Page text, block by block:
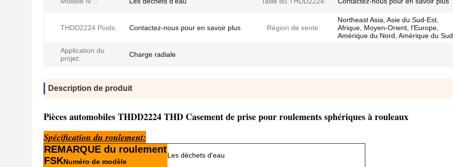
THDD2224 Poids: Contactez-nous pour en savoir plus Région de vente:
Northeast Asia, Asie du Sud-Est,
Afrique, Moyen-Orient, l'Europe,
Amérique du Nord, Amérique du Sud
Application du
projet:
Charge radiale
Description de produit
Pièces automobiles THDD2224 THD Casement de prise pour roulements sphériques à rouleaux
Spécification du roulement:
REMARQUE du roulement
FSKNuméro de modèle
Les déchets d'eau